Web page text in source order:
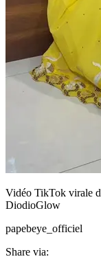
Vidéo TikTok virale
DiodioGlow
papebeye_officiel
Share via: